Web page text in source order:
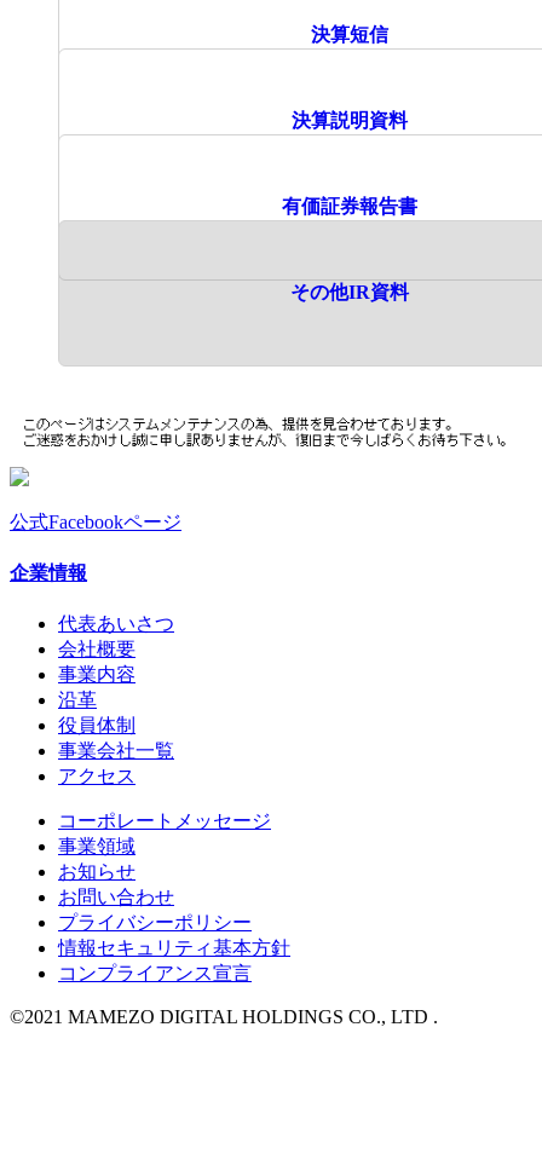
決算短信
決算説明資料
有価証券報告書
その他IR資料
公式Facebookページ
企業情報
代表あいさつ
会社概要
事業内容
沿革
役員体制
事業会社一覧
アクセス
コーポレートメッセージ
事業領域
お知らせ
お問い合わせ
プライバシーポリシー
情報セキュリティ基本方針
コンプライアンス宣言
©2021 MAMEZO DIGITAL HOLDINGS CO., LTD .